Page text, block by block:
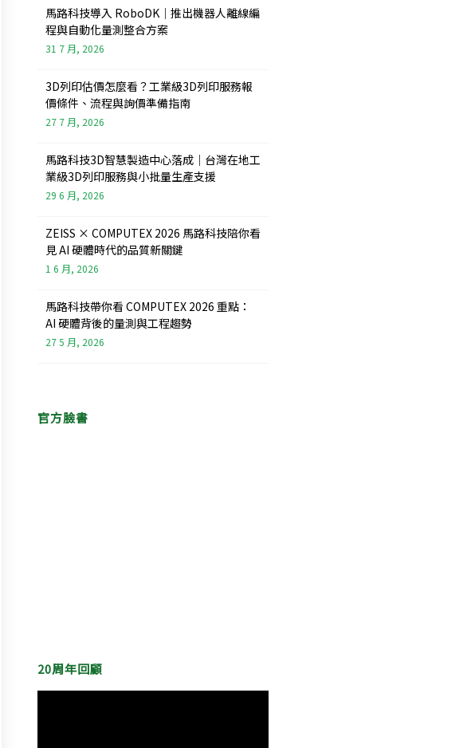
f
馬路科技導入 RoboDK｜推出機器人離線編
程與自動化量測整合方案
31 7 月, 2026
3D列印估價怎麼看？工業級3D列印服務報
價條件、流程與詢價準備指南
27 7 月, 2026
馬路科技3D智慧製造中心落成｜台灣在地工
業級3D列印服務與小批量生產支援
29 6 月, 2026
ZEISS × COMPUTEX 2026 馬路科技陪你看
見 AI 硬體時代的品質新關鍵
1 6 月, 2026
馬路科技帶你看 COMPUTEX 2026 重點：
AI 硬體背後的量測與工程趨勢
27 5 月, 2026
官方臉書
20周年回顧